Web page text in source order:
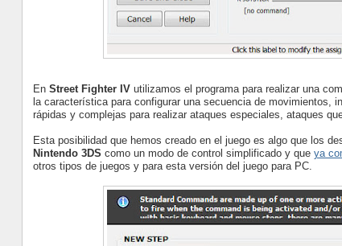
En Street Fighter IVutilizamos el programa para realizar una
la característica para configurar una secuencia de movimientos,
rápidas y complejas para realizar ataques especiales, ataques
Esta posibilidad que hemos creado en el juego es algo que los
Nintendo 3DS como un modo de control simplificado y que ya
otros tipos de juegos y para esta versión del juego para PC.